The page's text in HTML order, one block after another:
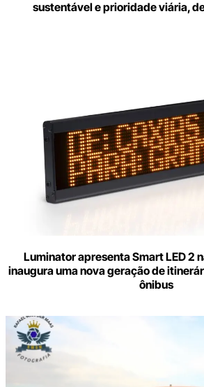
sustentável e prioridade viária,
Luminator apresenta Smart LED 2
inaugura uma nova geração de
ônibus